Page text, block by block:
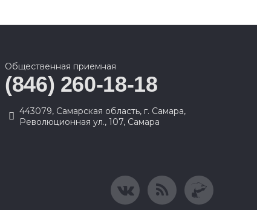
Общественная приемная
(846) 260-18-18
443079, Самарская область, г. Самара,
Революционная ул., 107, Самара